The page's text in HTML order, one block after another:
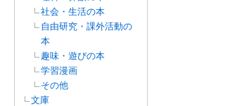
社会・生活の本
自由研究・課外活動の
本
趣味・遊びの本
学習漫画
その他
文庫